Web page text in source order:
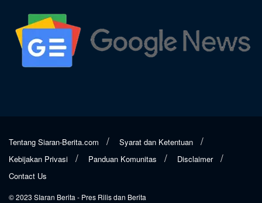
Tentang Siaran-Berita.com
Syarat dan Ketentuan
Kebijakan Privasi
Panduan Komunitas
Disclaimer
Contact Us
© 2023 SIaran Berita - Pres Rilis dan Berita